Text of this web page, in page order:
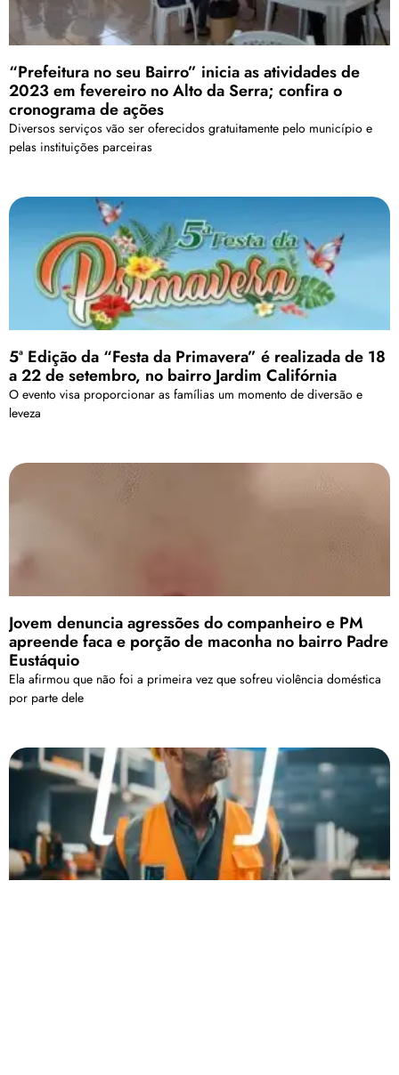
“Prefeitura no seu Bairro” inicia as atividades de
2023 em fevereiro no Alto da Serra; confira o
cronograma de ações
Diversos serviços vão ser oferecidos gratuitamente pelo município e
pelas instituições parceiras
5ª Edição da “Festa da Primavera” é realizada de 18
a 22 de setembro, no bairro Jardim Califórnia
O evento visa proporcionar as famílias um momento de diversão e
leveza
Jovem denuncia agressões do companheiro e PM
apreende faca e porção de maconha no bairro Padre
Eustáquio
Ela afirmou que não foi a primeira vez que sofreu violência doméstica
por parte dele